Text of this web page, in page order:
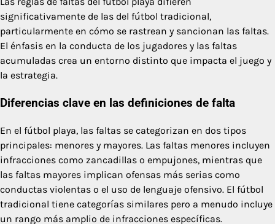
significativamente de las del fútbol tradicional,
particularmente en cómo se rastrean y sancionan las faltas.
El énfasis en la conducta de los jugadores y las faltas
acumuladas crea un entorno distinto que impacta el juego y
la estrategia.
Diferencias clave en las definiciones de falta
En el fútbol playa, las faltas se categorizan en dos tipos
principales: menores y mayores. Las faltas menores incluyen
infracciones como zancadillas o empujones, mientras que
las faltas mayores implican ofensas más serias como
conductas violentas o el uso de lenguaje ofensivo. El fútbol
tradicional tiene categorías similares pero a menudo incluye
un rango más amplio de infracciones específicas.